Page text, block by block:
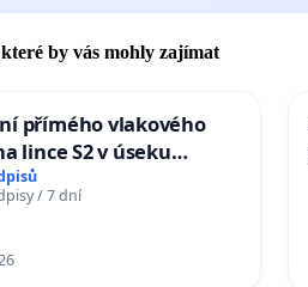
by vás mohly zajímat
přímého vlakového
lince S2 v úseku
Bohumín – Karviná –
/ 7 dní